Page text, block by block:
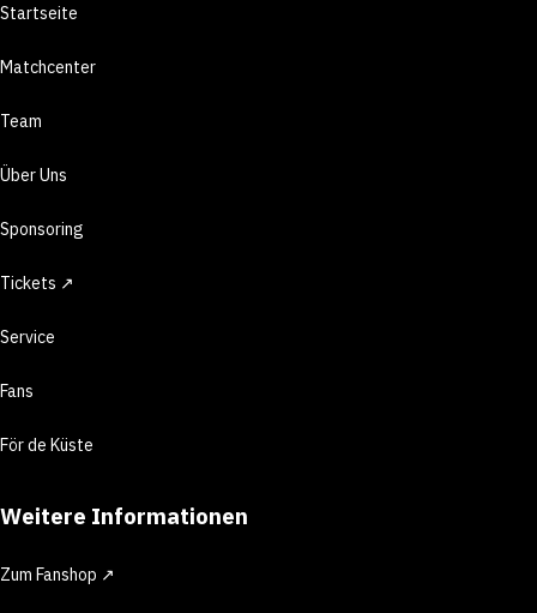
Startseite
Matchcenter
Team
Über Uns
Sponsoring
Tickets ↗
Service
Fans
För de Küste
Weitere Informationen
Zum Fanshop ↗